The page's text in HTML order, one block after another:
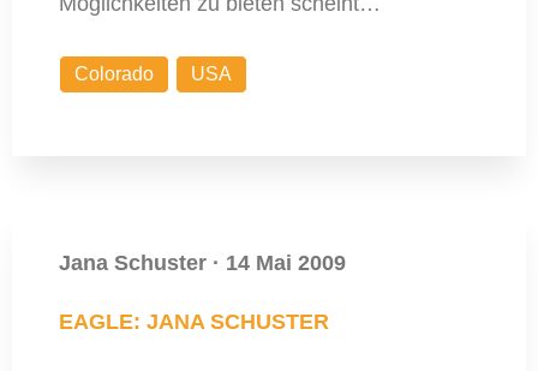
Colorado USA
Jana Schuster · 14 Mai 2009
EAGLE: JANA SCHUSTER